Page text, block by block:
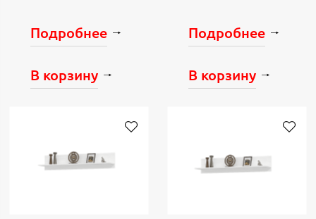
Подробнее
В корзину
Подробнее
В корзину